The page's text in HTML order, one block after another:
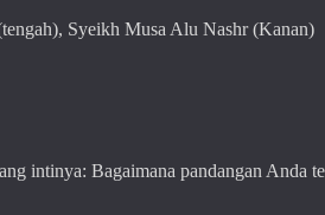
Syeikh Musa Alu Nashr (Kanan)
intinya: Bagaimana pandangan Anda